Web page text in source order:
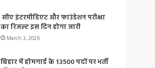
सीए इंटरमीडिएट और फाउंडेशन परीक्षा
का रिजल्ट इस दिन होगा जारी
March 3, 2026
बिहार में होमगार्ड के 13500 पदों पर भर्ती